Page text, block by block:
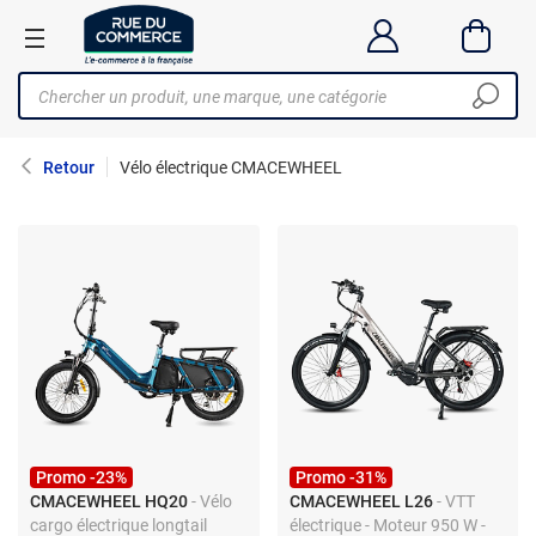
Retour Vélo électrique CMACEWHEEL
Promo -23%
CMACEWHEEL HQ20- Vélo
cargo électrique longtail
Promo -31%
CMACEWHEEL L26 - VTT
électrique - Moteur 950 W -